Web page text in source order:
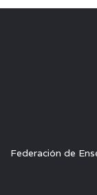
Federación de